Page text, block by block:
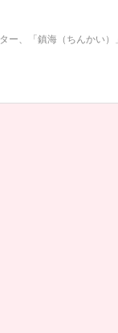
ー、「鎮海（ちんかい